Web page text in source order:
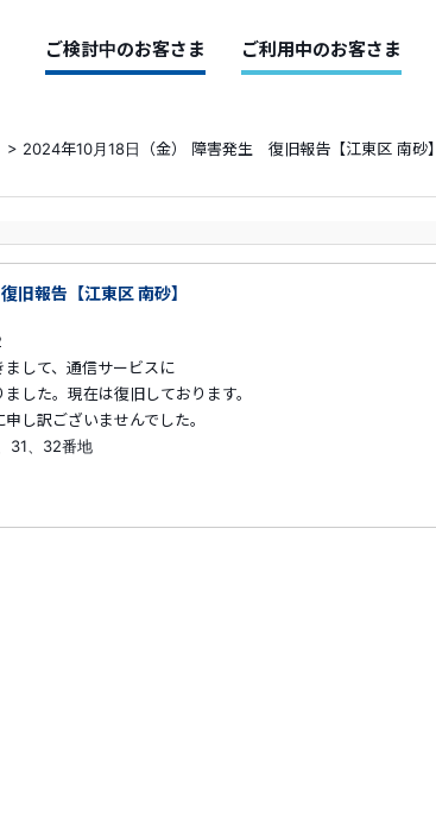
ご検討中のお客さま ご利用中のお客さま
> 2024年10月18日（金） 障害発生 復旧報告【江東区 南砂】
報告【江東区 南砂】
まして、通信サービスに
。現在は復旧しております。
訳ございませんでした。
31、32番地